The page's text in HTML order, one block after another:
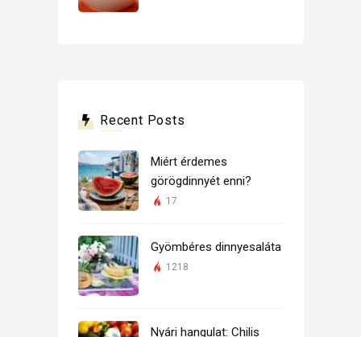
Recent Posts
Miért érdemes
görögdinnyét enni?
17
Gyömbéres dinnyesaláta
1218
Nyári hangulat: Chilis